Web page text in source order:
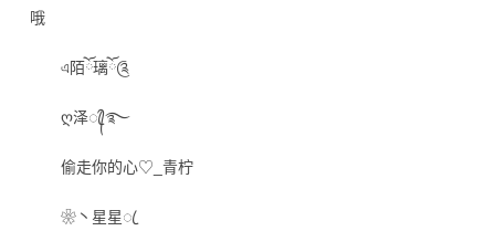
哦
এ陌ོ璃ོ༊
ღ泽ꦿ᭄࿐
偷走你的心♡_青柠
❀丶星星ꦿ